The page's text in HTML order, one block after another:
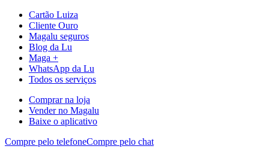
Cartão Luiza
Cliente Ouro
Magalu seguros
Blog da Lu
Maga +
WhatsApp da Lu
Todos os serviços
Comprar na loja
Vender no Magalu
Baixe o aplicativo
Compre pelo telefoneCompre pelo chat